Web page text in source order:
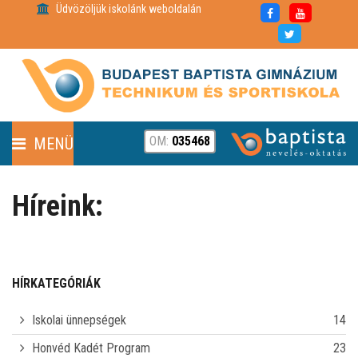
Üdvözöljük iskolánk weboldalán
MENÜ
RÓLUNK
PARTNEREINK
OM: 035468
HÍRKATEGÓRIÁK
Iskolai ünnepségek
14
Honvéd Kadét Program
23
Híreink: